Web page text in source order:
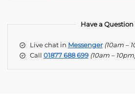
Have a Question
Live chat in Messenger (10am –
Call 01877 688 699 (10am –